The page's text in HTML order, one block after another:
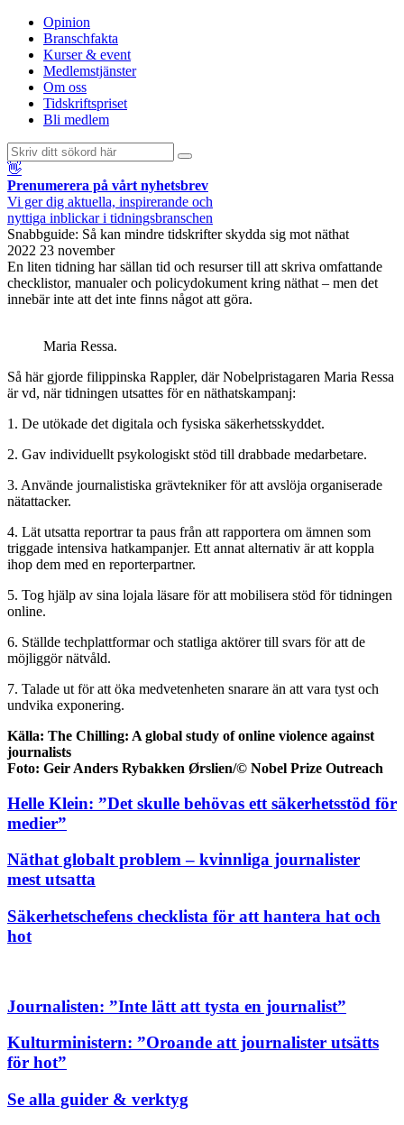
Opinion
Branschfakta
Kurser & event
Medlemstjänster
Om oss
Tidskriftspriset
Bli medlem
👋
Prenumerera på vårt nyhetsbrev
Vi ger dig aktuella, inspirerande och
nyttiga inblickar i tidningsbranschen
Snabbguide: Så kan mindre tidskrifter skydda sig mot näthat
2022 23 november
En liten tidning har sällan tid och resurser till att skriva omfattande
checklistor, manualer och policydokument kring näthat – men det
innebär inte att det inte finns något att göra.
Maria Ressa.
Så här gjorde filippinska Rappler, där Nobelpristagaren Maria Ressa
är vd, när tidningen utsattes för en näthatskampanj:
1. De utökade det digitala och fysiska säkerhetsskyddet.
2. Gav individuellt psykologiskt stöd till drabbade medarbetare.
3. Använde journalistiska grävtekniker för att avslöja organiserade
nätattacker.
4. Lät utsatta reportrar ta paus från att rapportera om ämnen som
triggade intensiva hatkampanjer. Ett annat alternativ är att koppla
ihop dem med en reporterpartner.
5. Tog hjälp av sina lojala läsare för att mobilisera stöd för tidningen
online.
6. Ställde techplattformar och statliga aktörer till svars för att de
möjliggör nätvåld.
7. Talade ut för att öka medvetenheten snarare än att vara tyst och
undvika exponering.
Källa: The Chilling: A global study of online violence against
journalists
Foto: Geir Anders Rybakken Ørslien/© Nobel Prize Outreach
Helle Klein: ”Det skulle behövas ett säkerhetsstöd för
medier”
Näthat globalt problem – kvinnliga journalister
mest utsatta
Säkerhetschefens checklista för att hantera hat och
hot
Journalisten: ”Inte lätt att tysta en journalist”
Kulturministern: ”Oroande att journalister utsätts
för hot”
Se alla guider & verktyg